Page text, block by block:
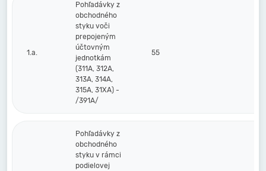
1.a.
Pohľadávky z
obchodného
styku voči
prepojeným
účtovným
jednotkám
(311A, 312A,
313A, 314A,
315A, 31XA) -
/391A/
55
Pohľadávky z
obchodného
styku v rámci
podielovej